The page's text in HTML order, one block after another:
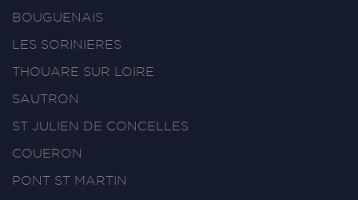
BOUGUENAIS
LES SORINIERES
THOUARE SUR LOIRE
SAUTRON
ST JULIEN DE CONCELLES
COUERON
PONT ST MARTIN